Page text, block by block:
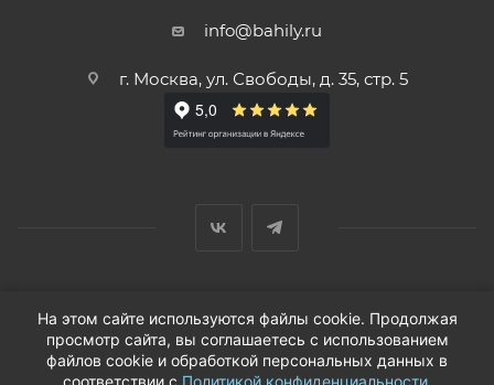
info@bahily.ru
г. Москва, ул. Свободы, д. 35, стр. 5
© ООО «Вендорс», 1999-2026 г.
На этом сайте используются файлы cookie. Продолжая
просмотр сайта, вы соглашаетесь с использованием
файлов cookie и обработкой персональных данных в
соответствии с Политикой конфиденциальности.